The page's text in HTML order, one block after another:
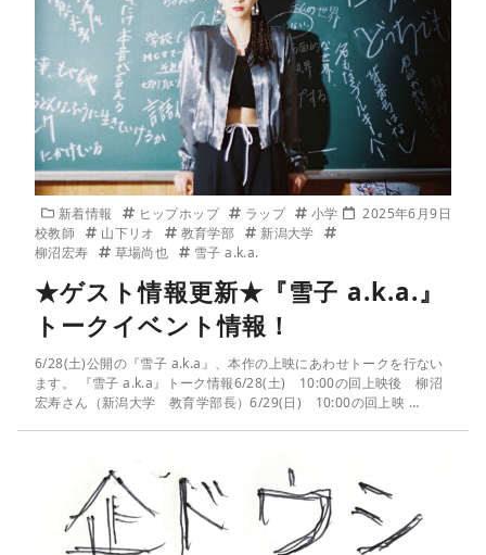
新着情報 ヒップホップ ラップ
小学
校教師
山下リオ 教育学部
新潟大学
柳沼宏寿
草場尚也 雪子 a.k.a.
2025年6月9日
★ゲスト情報更新★『雪子 a.k.a.』
トークイベント情報！
6/28(土)公開の『雪子 a.k.a』、本作の上映にあわせトークを行ない
ます。 『雪子 a.k.a』トーク情報6/28(土) 10:00の回上映後 柳沼
宏寿さん（新潟大学 教育学部長）6/29(日) 10:00の回上映 …